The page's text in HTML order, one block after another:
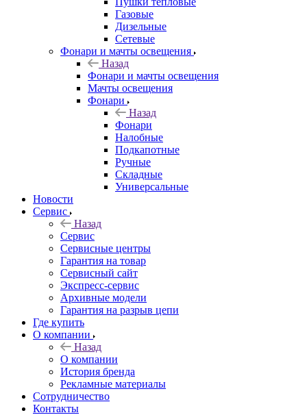
Газовые
Дизельные
Сетевые
Фонари и мачты освещения
Назад
Фонари и мачты освещения
Мачты освещения
Фонари
Назад
Фонари
Налобные
Подкапотные
Ручные
Складные
Универсальные
Новости
Сервис
Назад
Сервис
Сервисные центры
Гарантия на товар
Сервисный сайт
Экспресс-сервис
Архивные модели
Гарантия на разрыв цепи
Где купить
О компании
Назад
О компании
История бренда
Рекламные материалы
Сотрудничество
Контакты